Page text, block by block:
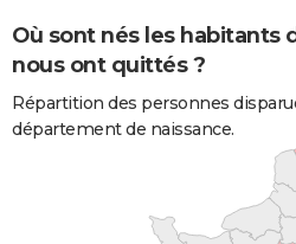
Où sont nés les habitants
nous ont quittés ?
Répartition des personnes
département de naissance.